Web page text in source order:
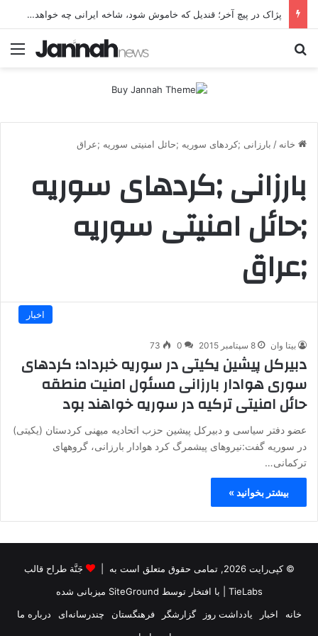
پژاک در پیچ آخر؛ قندیل که خاموش شود، شاخه ایرانی چه خواهد کرد؟
خانه / بارزانی ;کردهای سوریه ;حائل امنیتی سوریه ;عراق
بارزانی ;کردهای سوریه
;حائل امنیتی سوریه
;عراق
اخبار
بیتا وان 8 سپتامبر 2015 0
73
دبیرکل پیشین یکیتی در سوریه خبرداد؛ کردهای
سوری هوادار بارزانی مسئول امنیت منطقه
حائل امنیتی ترکیه در سوریه خواهند بود
عضو دفتر سیاسی و دبیرکل پیشین حزب اتحادیه میهنی کردستان (یکیتی)
در سوریه گفت:نیروهای پیشمرگ کرد هوادار بارزانی، گروههای
ترکمانی…
بیشتر بخوانید »
© کپی‌رایت 2026, تمامی حقوق متعلق است به |
جَنَّة طراح قالب
TieLabs | با افتخار توسط SiteGround میزبانی شده
خانه
اخبار یادداشت روز گزارشگر فرهنگستان چندرسانه‌ای
درباره ما